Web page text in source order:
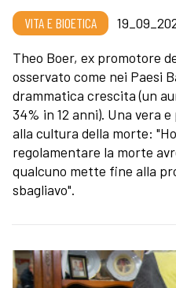
VITA E BIOETICA
Theo Boer, ex promotore
osservato come nei Paesi
drammatica crescita (un
34% in 12 anni). Una vera
alla cultura della morte:
regolamentare la morte
qualcuno mette fine alla
sbagliavo".